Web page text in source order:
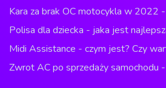
Kara za brak OC motocykla w 2022
Polisa dla dziecka - jaka jest
Midi Assistance - czym jest? Czy
Zwrot AC po sprzedaży samochodu